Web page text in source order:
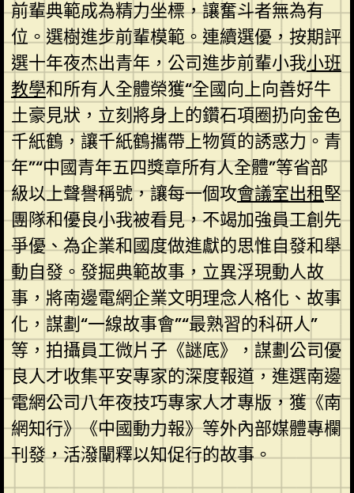
前輩典範成為精力坐標，讓奮斗者無為有
位。選樹進步前輩模範。連續選優，按期評
選十年夜杰出青年，公司進步前輩小我小班
教學和所有人全體榮獲“全國向上向善好牛
土豪見狀，立刻將身上的鑽石項圈扔向金色
千紙鶴，讓千紙鶴攜帶上物質的誘惑力。青
年”“中國青年五四獎章所有人全體”等省部
級以上聲譽稱號，讓每一個攻會議室出租堅
團隊和優良小我被看見，不竭加強員工創先
爭優、為企業和國度做進獻的思惟自發和舉
動自發。發掘典範故事，立異浮現動人故
事，將南邊電網企業文明理念人格化、故事
化，謀劃“一線故事會”“最熟習的科研人”
等，拍攝員工微片子《謎底》，謀劃公司優
良人才收集平安專家的深度報道，進選南邊
電網公司八年夜技巧專家人才專版，獲《南
網知行》《中國動力報》等外內部媒體專欄
刊發，活潑闡釋以知促行的故事。